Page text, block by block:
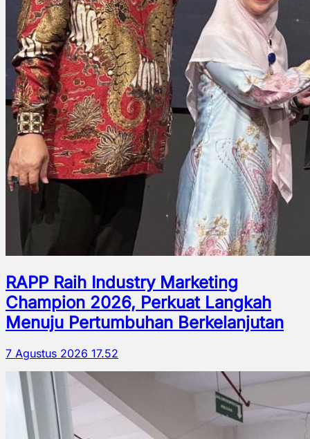
RAPP Raih Industry Marketing
Champion 2026, Perkuat Langkah
Menuju Pertumbuhan Berkelanjutan
7 Agustus 2026 17.52